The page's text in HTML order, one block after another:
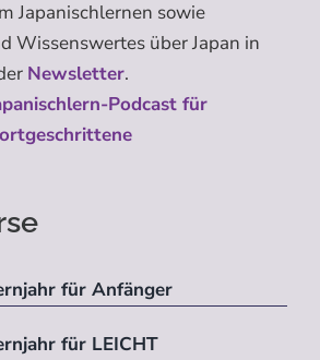
Japanischlernen sowie
Wissenswertes über Japan in
Newsletter.
Podcast für
für Anfänger
für LEICHT